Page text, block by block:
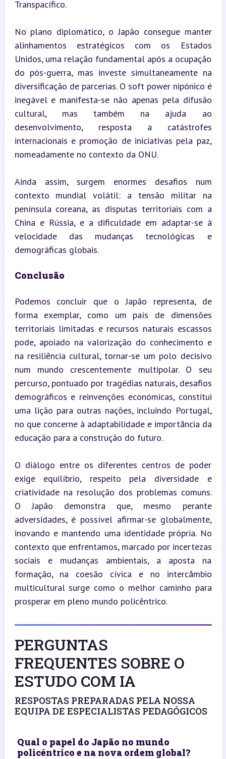
Transpacífico.
No plano diplomático, o Japão consegue manter
alinhamentos estratégicos com os Estados
Unidos, uma relação fundamental após a ocupação
do pós-guerra, mas investe simultaneamente na
diversificação de parcerias. O soft power nipónico é
inegável e manifesta-se não apenas pela difusão
cultural, mas também na ajuda ao
desenvolvimento, resposta a catástrofes
internacionais e promoção de iniciativas pela paz,
nomeadamente no contexto da ONU.
Ainda assim, surgem enormes desafios num
contexto mundial volátil: a tensão militar na
península coreana, as disputas territoriais com a
China e Rússia, e a dificuldade em adaptar-se à
velocidade das mudanças tecnológicas e
demográficas globais.
Conclusão
Podemos concluir que o Japão representa, de
forma exemplar, como um país de dimensões
territoriais limitadas e recursos naturais escassos
pode, apoiado na valorização do conhecimento e
na resiliência cultural, tornar-se um polo decisivo
num mundo crescentemente multipolar. O seu
percurso, pontuado por tragédias naturais, desafios
demográficos e reinvenções económicas, constitui
uma lição para outras nações, incluindo Portugal,
no que concerne à adaptabilidade e importância da
educação para a construção do futuro.
O diálogo entre os diferentes centros de poder
exige equilíbrio, respeito pela diversidade e
criatividade na resolução dos problemas comuns.
O Japão demonstra que, mesmo perante
adversidades, é possível afirmar-se globalmente,
inovando e mantendo uma identidade própria. No
contexto que enfrentamos, marcado por incertezas
sociais e mudanças ambientais, a aposta na
formação, na coesão cívica e no intercâmbio
multicultural surge como o melhor caminho para
prosperar em pleno mundo policêntrico.
PERGUNTAS
FREQUENTES SOBRE O
ESTUDO COM IA
RESPOSTAS PREPARADAS PELA NOSSA
EQUIPA DE ESPECIALISTAS PEDAGÓGICOS
Qual o papel do Japão no mundo
policéntrico e na nova ordem global?